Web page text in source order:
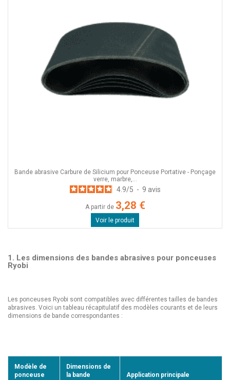
Bande abrasive Carbure de Silicium pour Ponceuse Portative - Ponçage
verre, marbre,...
4.9/5 - 9 avis
A partir de 3,28 €
Voir le produit
1. Les dimensions des bandes abrasives pour ponceuses
Ryobi
Les ponceuses Ryobi sont compatibles avec différentes tailles de bandes
abrasives. Voici un tableau récapitulatif des modèles courants et de leurs
dimensions de bande correspondantes :
Modèle de
ponceuse
Dimensions de
la bande
Application principale